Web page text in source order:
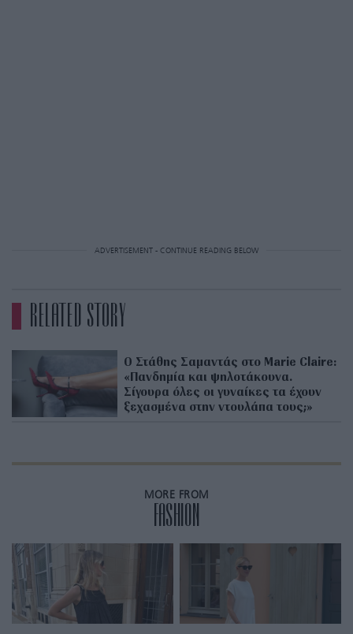
ADVERTISEMENT - CONTINUE READING BELOW
RELATED STORY
Ο Στάθης Σαμαντάς στο Marie Claire:
«Πανδημία και ψηλοτάκουνα.
Σίγουρα όλες οι γυναίκες τα έχουν
ξεχασμένα στην ντουλάπα τους;»
MORE FROM
FASHION